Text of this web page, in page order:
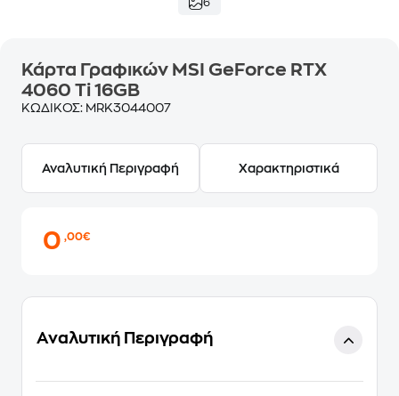
6
Κάρτα Γραφικών MSI GeForce RTX
4060 Ti 16GB
ΚΩΔΙΚΟΣ: MRK3044007
Αναλυτική Περιγραφή Χαρακτηριστικά
0,00€
Αναλυτική Περιγραφή